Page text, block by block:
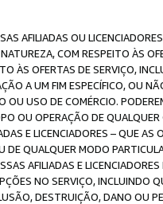
AFILIADAS OU
COM RESPEITO ÀS
ÀS OFERTAS DE SERVIÇO,
A UM FIM ESPECÍFICO, OU
OU USO DE COMÉRCIO.
OU OPERAÇÃO DE
E LICENCIADORES – QUE
QUALQUER MODO
AFILIADAS E
NO SERVIÇO, INCLUINDO
DESTRUIÇÃO, DANO OU